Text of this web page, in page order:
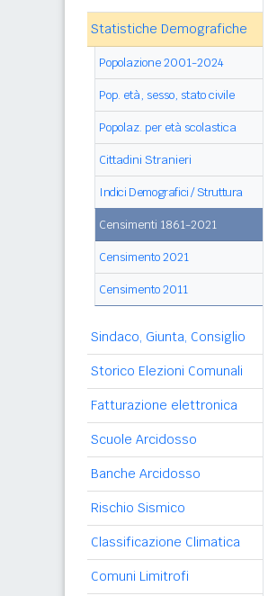
Statistiche Demografiche
Popolazione 2001-2024
Pop. età, sesso, stato civile
Popolaz. per età scolastica
Cittadini Stranieri
Indici Demografici / Struttura
Censimenti 1861-2021
Censimento 2021
Censimento 2011
Sindaco, Giunta, Consiglio
Storico Elezioni Comunali
Fatturazione elettronica
Scuole Arcidosso
Banche Arcidosso
Rischio Sismico
Classificazione Climatica
Comuni Limitrofi